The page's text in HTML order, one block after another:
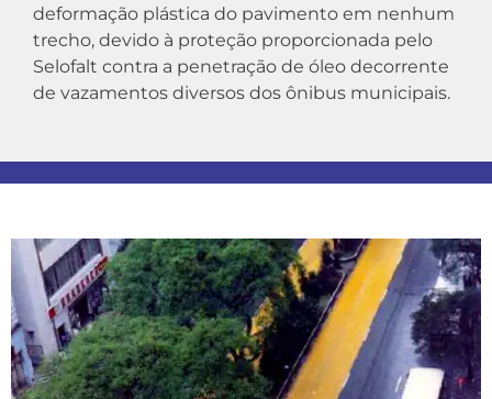
deformação plástica do pavimento em nenhum
trecho, devido à proteção proporcionada pelo
Selofalt contra a penetração de óleo decorrente
de vazamentos diversos dos ônibus municipais.